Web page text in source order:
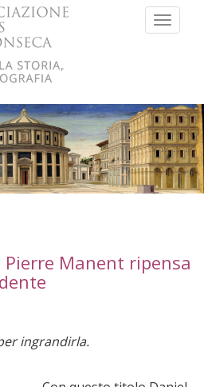
Menu
Manent ripensa
ingrandirla.